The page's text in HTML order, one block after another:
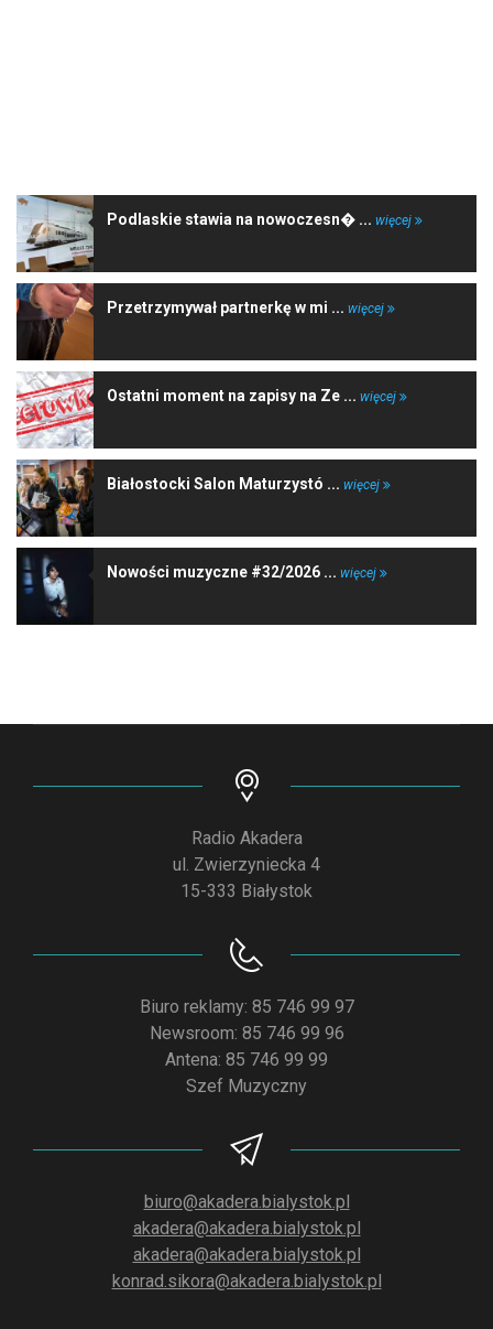
Podlaskie stawia na nowoczesn� ... więcej
Przetrzymywał partnerkę w mi ... więcej
Ostatni moment na zapisy na Ze ... więcej
Białostocki Salon Maturzystó ... więcej
Nowości muzyczne #32/2026 ... więcej
Radio Akadera
ul. Zwierzyniecka 4
15-333 Białystok
Biuro reklamy: 85 746 99 97
Newsroom: 85 746 99 96
Antena: 85 746 99 99
Szef Muzyczny
biuro@akadera.bialystok.pl
akadera@akadera.bialystok.pl
akadera@akadera.bialystok.pl
konrad.sikora@akadera.bialystok.pl